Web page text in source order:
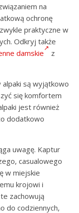
na
ochronę
praktyczne w
Odkryj także
damskie
z
alpaki są wyjątkowo
się komfortem
jest również
dodatkowo
uwagę. Kaptur
casualowego
w miejskie
krojowi i
zachowują
do codziennych,